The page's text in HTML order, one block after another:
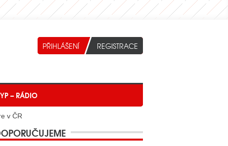
– RÁDIO
v ČR